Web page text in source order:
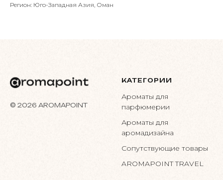
Регион: Юго-Западная Азия, Оман
© 2026 AROMAPOINT
КАТЕГОРИИ
Ароматы для
парфюмерии
Ароматы для
аромадизайна
Сопутствующие товары
AROMAPOINT TRAVEL